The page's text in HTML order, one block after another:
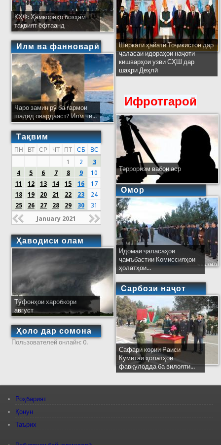
КҲФ: Ҳамкориҳо бозҳам
тақвият ёфтаанд
Илм ва фанноварӣ
Чаро замин рӯ ба гармои
шадид овардааст? Илм чӣ...
Тақвим
ПН ВТ СР ЧТ ПТ СБ
ВС
1
2
3
4
5 6 7 8 9
10
11
12 13 14 15 16
17
18
19 20 21 22 23
24
25
26 27 28 29 30 31
January 2021
Ҳаводиси олам
Тӯфонҳои харобкори
август
Ҳоло дар сомона
Пользователей онлайн: 0.
Ширкати ҳайати Тоҷикистон дар
ҷаласаи идораҳои наҷоти
кишварҳои узви СҲШ дар
шаҳри Деҳлӣ
Ифротгароӣ
Терроризм вабои аср
Омор
Идомаи ҷаласаҳои
ҷамъбастии Комиссияҳои
ҳолатҳои...
Сарбози наҷот
Сафари кории Раиси
Кумитаи ҳолатҳои
фавқулодда ба вилояти...
Роҳбарият
Қонун
Таърих